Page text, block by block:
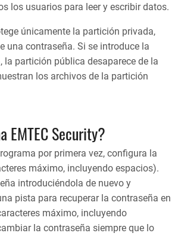
los usuarios para leer y escribir datos.
únicamente la partición privada,
una contraseña. Si se introduce la
la partición pública desaparece de la
los archivos de la partición
EMTEC Security?
por primera vez, configura la
máximo, incluyendo espacios).
introduciéndola de nuevo y
pista para recuperar la contraseña en
máximo, incluyendo
la contraseña siempre que lo